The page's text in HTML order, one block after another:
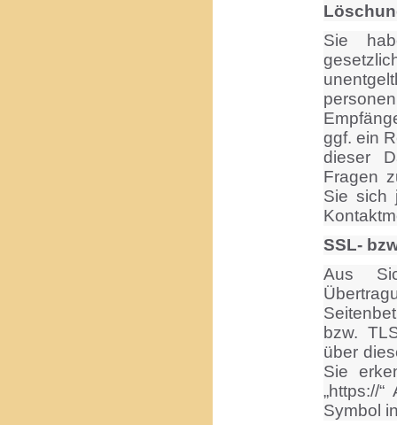
Sie
ggf. ein
dieser
Fragen
Sie sich
SSL-
Aus
bzw.
über
Sie
„https://
Symbol